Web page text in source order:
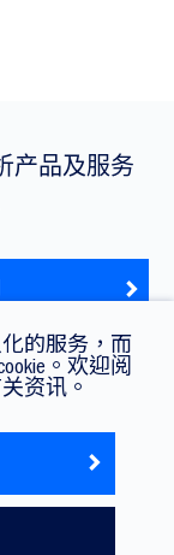
的服务，而
。欢迎阅
资讯。
产品及服务
声明条款。
切权利 。